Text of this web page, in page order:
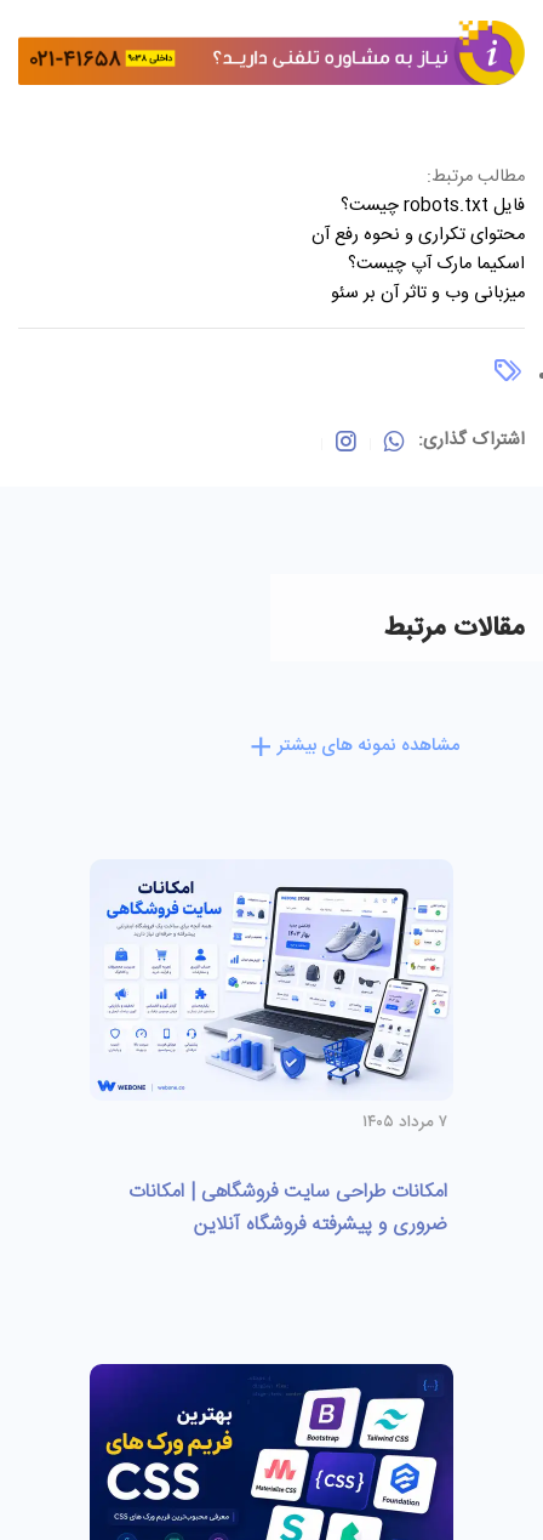
مطالب مرتبط:
فایل robots.txt چیست؟
محتوای تکراری و نحوه رفع آن
اسکیما مارک آپ چیست؟
میزبانی وب و تاثر آن بر سئو
اشتراک گذاری:
مقالات مرتبط
مشاهده نمونه های بیشتر
۷ مرداد ۱۴۰۵
امکانات طراحی سایت فروشگاهی | امکانات
ضروری و پیشرفته فروشگاه آنلاین